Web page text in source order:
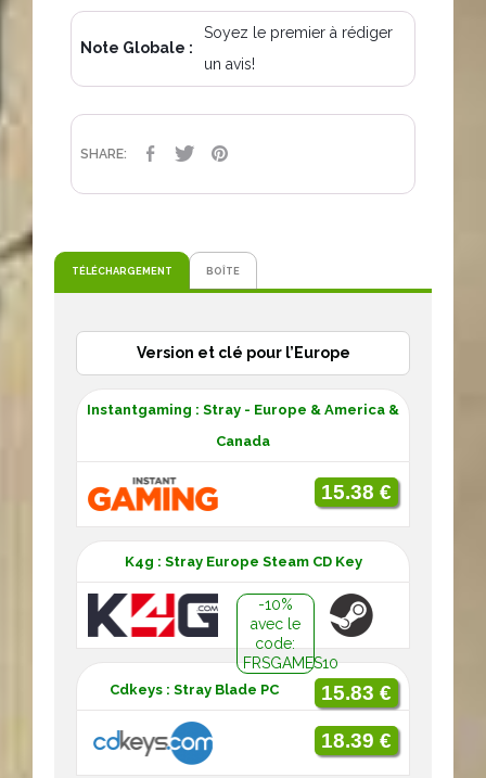
Note Globale :
Soyez le premier à rédiger
un avis!
SHARE: PARTAGER
TWEET
TÉLÉCHARGEMENT BOÎTE
Version et clé pour l’Europe
Instantgaming : Stray - Europe & America &
Canada
15.38 €
K4g : Stray Europe Steam CD Key
-10%
avec le
code:
FRSGAMES10
15.83 €
Cdkeys : Stray Blade PC
18.39 €